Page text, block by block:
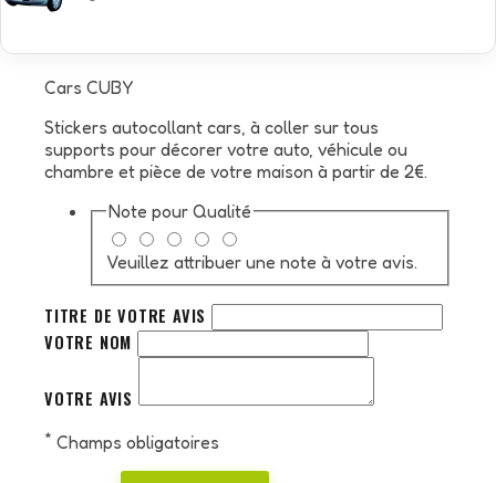
Cars CUBY
Stickers autocollant cars, à coller sur tous
supports pour décorer votre auto, véhicule ou
chambre et pièce de votre maison à partir de 2€.
Note pour Qualité
Veuillez attribuer une note à votre avis.
TITRE DE VOTRE AVIS
VOTRE NOM
VOTRE AVIS
* Champs obligatoires